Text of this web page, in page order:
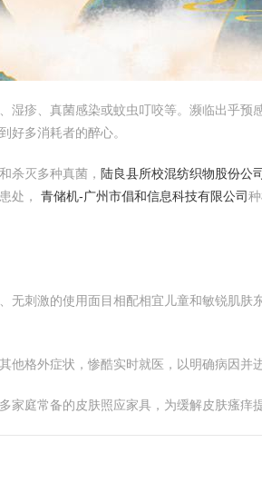
疹、真菌感染或蚊虫叮咬等。濒临出乎
好多消耗者的醉心。
杀灭多种真菌， 陆良县所校混纺织物股份公
处， 青储机-广州市倡和信息科技有限公司
刺激的使用面目相配相宜儿童和敏锐肌
格外症状，惨酷实时就医，以明确病因并
庭常备的皮肤照应家具，为缓解皮肤瘙痒